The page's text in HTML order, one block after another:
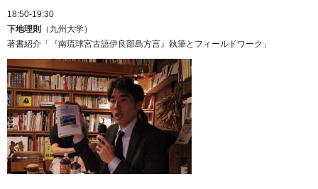
18:50-19:30
下地理則
（九州大学）
著書紹介「『南琉球宮古語伊良部島方言』執筆とフィールドワーク」